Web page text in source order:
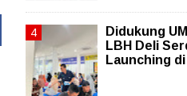
Didukung
LBH Deli
Launching di